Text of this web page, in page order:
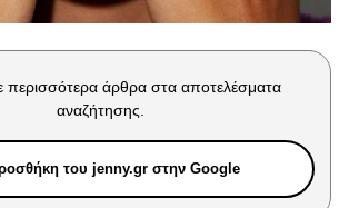
περισσότερα άρθρα στα αποτελέσματα
αναζήτησης.
του jenny.gr στην Google